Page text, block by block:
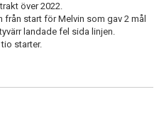
över 2022.
start för Melvin som gav 2 mål
landade fel sida linjen.
starter.